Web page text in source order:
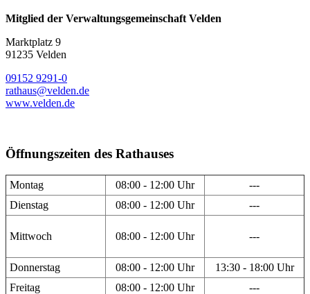
Mitglied der Verwaltungsgemeinschaft Velden
Marktplatz 9
91235 Velden
09152 9291-0
rathaus@velden.de
www.velden.de
Öffnungszeiten des Rathauses
Montag 08:00 - 12:00 Uhr
---
Dienstag
08:00 - 12:00 Uhr ---
Mittwoch 08:00 - 12:00 Uhr ---
Donnerstag 08:00 - 12:00 Uhr
13:30 - 18:00 Uhr
Freitag
08:00 - 12:00 Uhr ---